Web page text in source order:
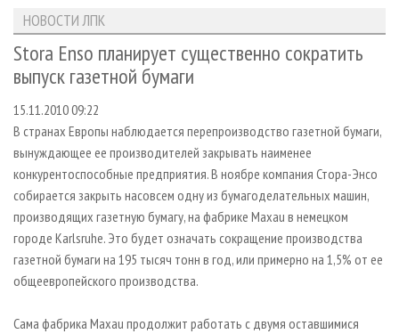
ЛЕСОЗАГОТОВКА
ЛЕСОПИЛЕНИЕ
СУШКА ДРЕВЕСИНЫ
ПРОИЗВОДСТВО ДРЕВЕСНЫХ ПЛИТ
ДЕРЕВЯННОЕ ДОМОСТРОЕНИЕ
ПРОИЗВОДСТВО МЕБЕЛИ
БИОЭНЕРГЕТИКА
ЦБП
НОВОСТИ ЛПК
НОВОСТИ ЖУРНАЛА
ПРОЕКТЫ ЛПИ
АНАЛИТИКА
ПРЕДПРИЯТИЯ ЛПК
ПЕРСОНЫ
МОБИЛЬНЫЕ ВЫСТАВКИ
ОФИЦИАЛЬНЫЕ ДЕЛЕГАЦИИ
ПРИОРИТЕТНЫЕ ИНВЕСТПРОЕКТЫ
RUSSIAN FORESTRY REVIEW
ГАЗЕТА ЛЕСПРОМФОРУМ
АРХИВ
АРХИВ ЖУРНАЛОВ
О ЖУРНАЛЕ
ПОДПИСКА
КОНТАКТЫ
РЕКЛАМОДАТЕЛЯМ
РЕКЛАМА
РЕКЛАМА НА САЙТЕ
НОВОСТИ ЛПК
Stora Enso планирует существенно сократить
выпуск газетной бумаги
15.11.2010 09:22
В странах Европы наблюдается перепроизводство газетной бумаги,
вынуждающее ее производителей закрывать наименее
конкурентоспособные предприятия. В ноябре компания Стора-Энсо
собирается закрыть насовсем одну из бумагоделательных машин,
производящих газетную бумагу, на фабрике Maxau в немецком
городе Karlsruhe. Это будет означать сокращение производства
газетной бумаги на 195 тысяч тонн в год, или примерно на 1,5% от ее
общеевропейского производства.
Сама фабрика Maxau продолжит работать с двумя оставшимися